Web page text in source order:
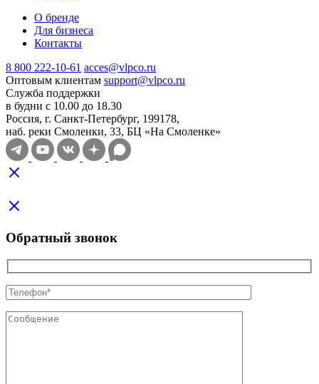
О бренде
Для бизнеса
Контакты
8 800 222-10-61 acces@vlpco.ru
Оптовым клиентам support@vlpco.ru
Служба поддержки
в будни с 10.00 до 18.30
Россия, г. Санкт-Петербург, 199178,
наб. реки Смоленки, 33, БЦ «На Смоленке»
Обратный звонок